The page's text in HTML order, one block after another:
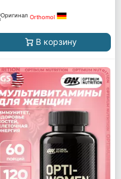
Orthomol
В корзину